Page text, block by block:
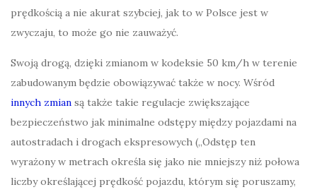
prędkością a nie akurat szybciej, jak to w Polsce jest w
zwyczaju, to może go nie zauważyć.
Swoją drogą, dzięki zmianom w kodeksie 50 km/h w terenie
zabudowanym będzie obowiązywać także w nocy. Wśród
innych zmian są także takie regulacje zwiększające
bezpieczeństwo jak minimalne odstępy między pojazdami na
autostradach i drogach ekspresowych („Odstęp ten
wyrażony w metrach określa się jako nie mniejszy niż połowa
liczby określającej prędkość pojazdu, którym się poruszamy,